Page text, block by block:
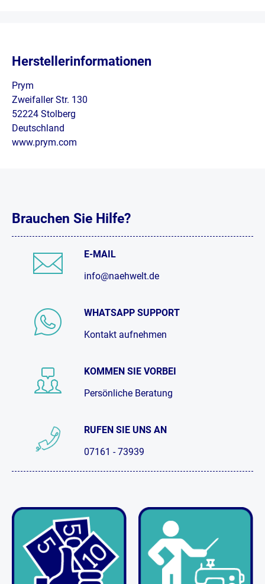
Herstellerinformationen
Prym
Zweifaller Str. 130
52224 Stolberg
Deutschland
www.prym.com
Brauchen Sie Hilfe?
E-MAIL
info@naehwelt.de
WHATSAPP SUPPORT
Kontakt aufnehmen
KOMMEN SIE VORBEI
Persönliche Beratung
RUFEN SIE UNS AN
07161 - 73939